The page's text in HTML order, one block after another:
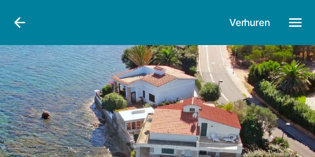
Verhuren
Afbeeldingen